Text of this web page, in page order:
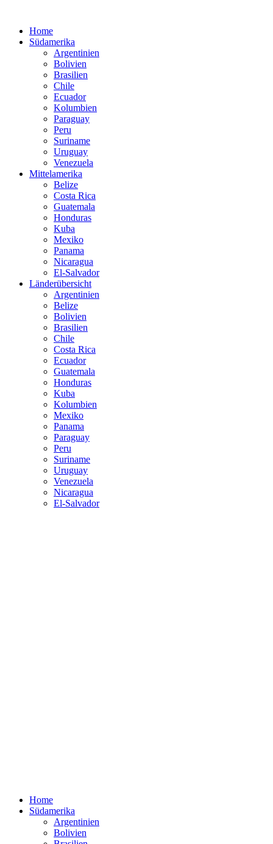
Home
Südamerika
Argentinien
Bolivien
Brasilien
Chile
Ecuador
Kolumbien
Paraguay
Peru
Suriname
Uruguay
Venezuela
Mittelamerika
Belize
Costa Rica
Guatemala
Honduras
Kuba
Mexiko
Panama
Nicaragua
El-Salvador
Länderübersicht
Argentinien
Belize
Bolivien
Brasilien
Chile
Costa Rica
Ecuador
Guatemala
Honduras
Kuba
Kolumbien
Mexiko
Panama
Paraguay
Peru
Suriname
Uruguay
Venezuela
Nicaragua
El-Salvador
Home
Südamerika
Argentinien
Bolivien